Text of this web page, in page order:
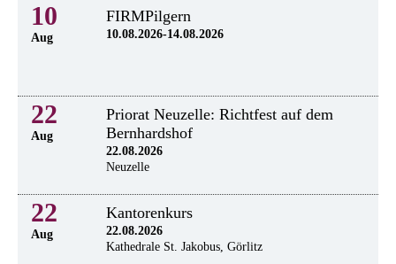
10
Aug
FIRMPilgern
10.08.2026-14.08.2026
22
Aug
Priorat Neuzelle: Richtfest auf dem
Bernhardshof
22.08.2026
Neuzelle
22
Aug
Kantorenkurs
22.08.2026
Kathedrale St. Jakobus, Görlitz